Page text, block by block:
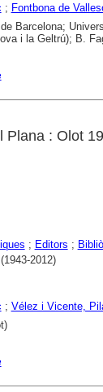
; Fontbona de
Barcelona;
i la Geltrú); B.
Plana : Olot
; Editors ;
(1943-2012)
; Vélez i Vicente,